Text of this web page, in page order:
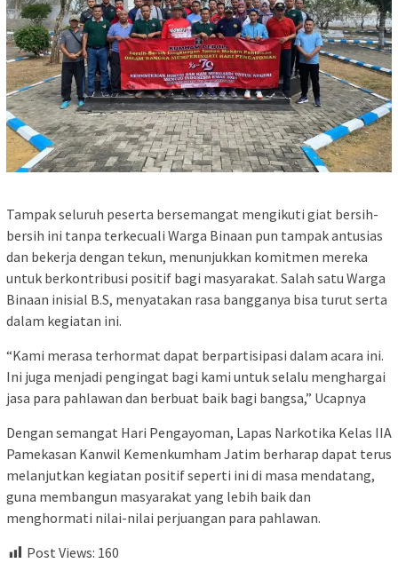
Tampak seluruh peserta bersemangat mengikuti giat bersih-
bersih ini tanpa terkecuali Warga Binaan pun tampak antusias
dan bekerja dengan tekun, menunjukkan komitmen mereka
untuk berkontribusi positif bagi masyarakat. Salah satu Warga
Binaan inisial B.S, menyatakan rasa bangganya bisa turut serta
dalam kegiatan ini.
“Kami merasa terhormat dapat berpartisipasi dalam acara ini.
Ini juga menjadi pengingat bagi kami untuk selalu menghargai
jasa para pahlawan dan berbuat baik bagi bangsa,” Ucapnya
Dengan semangat Hari Pengayoman, Lapas Narkotika Kelas IIA
Pamekasan Kanwil Kemenkumham Jatim berharap dapat terus
melanjutkan kegiatan positif seperti ini di masa mendatang,
guna membangun masyarakat yang lebih baik dan
menghormati nilai-nilai perjuangan para pahlawan.
Post Views: 160